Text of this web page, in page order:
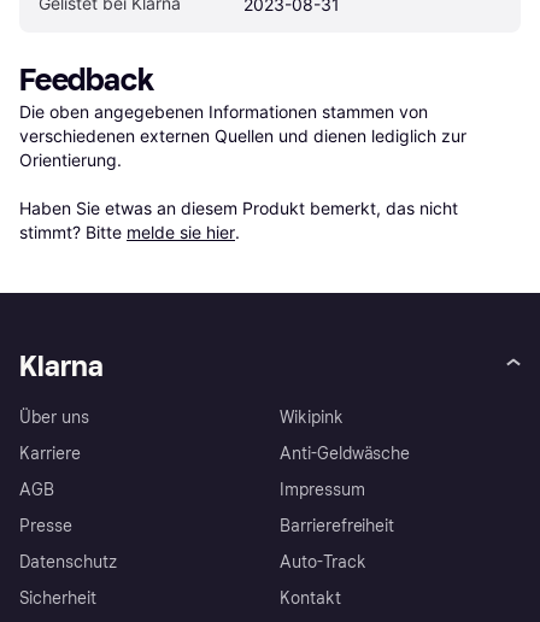
Feedback
Die oben angegebenen Informationen stammen von
verschiedenen externen Quellen und dienen lediglich zur
Orientierung.
Haben Sie etwas an diesem Produkt bemerkt, das nicht
stimmt? Bitte melde sie hier.
Klarna
Über uns
Karriere
AGB
Presse
Datenschutz
Sicherheit
Wikipink
Anti-Geldwäsche
Impressum
Barrierefreiheit
Auto-Track
Kontakt